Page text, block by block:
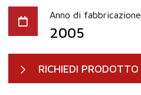
Anno di fabbricazione
2005
RICHIEDI PRODOTTO